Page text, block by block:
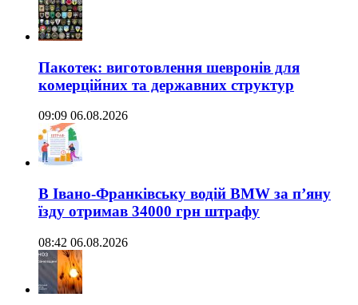
Пакотек: виготовлення шевронів для
комерційних та державних структур
09:09 06.08.2026
В Івано-Франківську водій BMW за п’яну
їзду отримав 34000 грн штрафу
08:42 06.08.2026